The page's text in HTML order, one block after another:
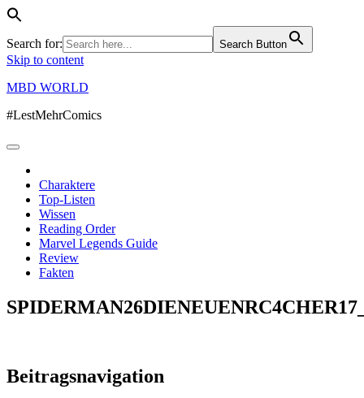
Search for: Search Button
Skip to content
MBD WORLD
#LestMehrComics
Charaktere
Top-Listen
Wissen
Reading Order
Marvel Legends Guide
Review
Fakten
Beitragsnavigation